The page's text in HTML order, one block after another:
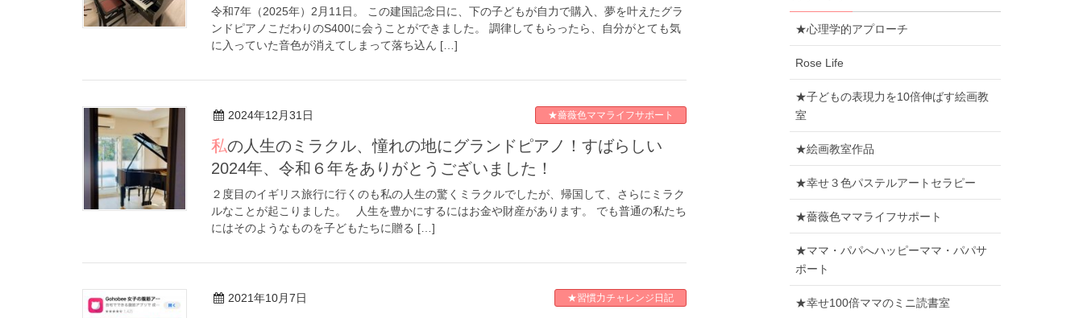
令和7年（2025年）2月11日。 この建国記念日に、下の子どもが自力で購入、夢を叶えたグラ
ンドピアノこだわりのS400に会うことができました。 調律してもらったら、自分がとても気
に入っていた音色が消えてしまって落ち込ん […]
2024年12月31日 ★薔薇色ママライフサポート
私の人生のミラクル、憧れの地にグランドピアノ！すばらしい
2024年、令和６年をありがとうございました！
２度目のイギリス旅行に行くのも私の人生の驚くミラクルでしたが、帰国して、さらにミラク
ルなことが起こりました。 人生を豊かにするにはお金や財産があります。 でも普通の私たち
にはそのようなものを子どもたちに贈る […]
2021年10月7日 ★習慣力チャレンジ日記
★心理学的アプローチ
Rose Life
★子どもの表現力を10倍伸ばす絵画教
室
★絵画教室作品
★幸せ３色パステルアートセラピー
★薔薇色ママライフサポート
★ママ・パパへハッピーママ・パパサ
ポート
★幸せ100倍ママのミニ読書室